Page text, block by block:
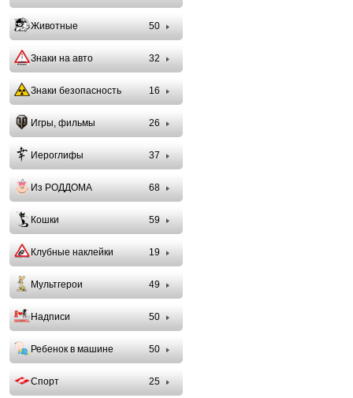
Животные 50
Знаки на авто 32
Знаки безопасность 16
Игры, фильмы 26
Иероглифы 37
Из РОДДОМА 68
Кошки 59
Клубные наклейки 19
Мультгерои 49
Надписи 50
Ребенок в машине 50
Спорт 25